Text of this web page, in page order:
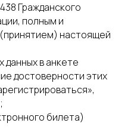
Гражданского
полным и
настоящей
данных в анкете
достоверности этих
билета)